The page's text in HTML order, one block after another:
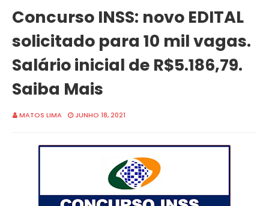
Concurso INSS: novo EDITAL
solicitado para 10 mil vagas.
Salário inicial de R$5.186,79.
Saiba Mais
MATOS LIMA JUNHO 18, 2021